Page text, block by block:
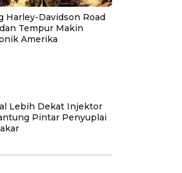
Harley-Davidson Road
Tempur Makin
Amerika
Lebih Dekat Injektor
Pintar Penyuplai